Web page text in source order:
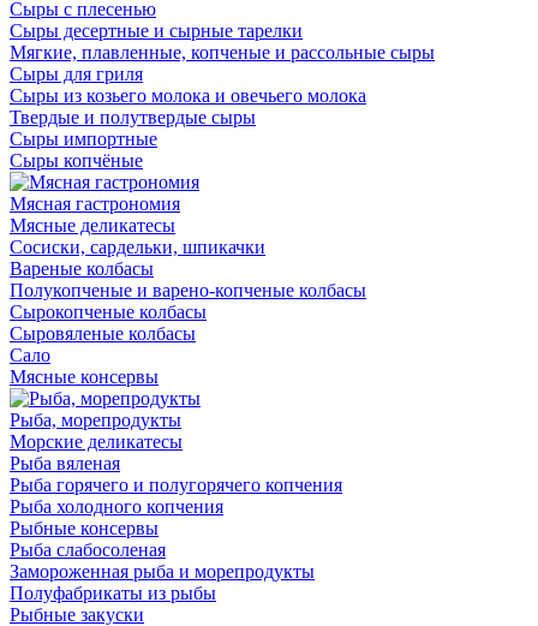
Сыры с плесенью
Сыры десертные и сырные тарелки
Мягкие, плавленные, копченые и рассольные сыры
Сыры для гриля
Сыры из козьего молока и овечьего молока
Твердые и полутвердые сыры
Сыры импортные
Сыры копчёные
Мясная гастрономия
Мясные деликатесы
Сосиски, сардельки, шпикачки
Вареные колбасы
Полукопченые и варено-копченые колбасы
Сырокопченые колбасы
Сыровяленые колбасы
Сало
Мясные консервы
Рыба, морепродукты
Морские деликатесы
Рыба вяленая
Рыба горячего и полугорячего копчения
Рыба холодного копчения
Рыбные консервы
Рыба слабосоленая
Замороженная рыба и морепродукты
Полуфабрикаты из рыбы
Рыбные закуски